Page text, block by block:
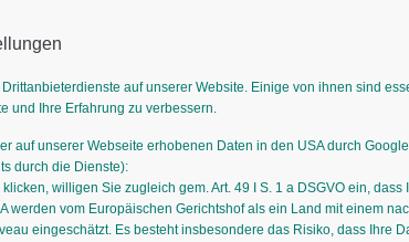
AUSBILDUNG STAUDIGES
auf unserer Website. Einige von ihnen sind
und Ihre Erfahrung zu verbessern.
auf unserer Webseite erhobenen Daten in den USA durch
durch die Dienste):
willigen Sie zugleich gem. Art. 49 I S. 1 a DSGVO ein, dass
werden vom Europäischen Gerichtshof als ein Land mit einem
eingeschätzt. Es besteht insbesondere das Risiko, dass Ihre